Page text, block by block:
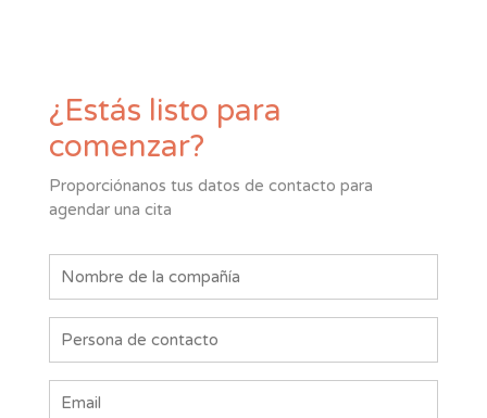
¿Estás listo para
comenzar?
Proporciónanos tus datos de contacto para
agendar una cita